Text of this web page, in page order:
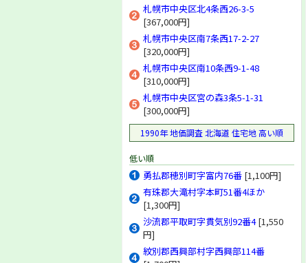
札幌市中央区北4条西26-3-5
[367,000円]
札幌市中央区南7条西17-2-27
[320,000円]
札幌市中央区南10条西9-1-48
[310,000円]
札幌市中央区宮の森3条5-1-31
[300,000円]
1990年 地価調査 北海道 住宅地 高い順
低い順
勇払郡穂別町字富内76番 [1,100円]
有珠郡大滝村字本町51番4ほか
[1,300円]
沙流郡平取町字貫気別92番4[1,550
円]
紋別郡西興部村字西興部114番